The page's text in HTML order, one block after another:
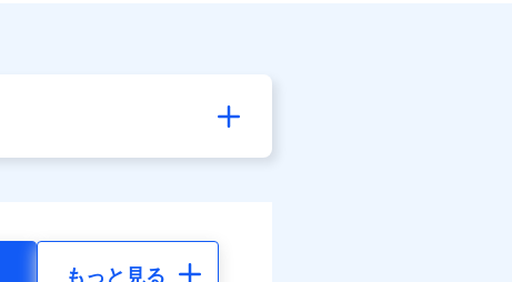
もっと見る